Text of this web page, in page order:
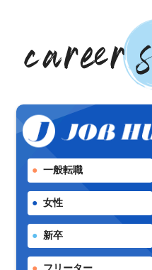
一般転職
女性
新卒